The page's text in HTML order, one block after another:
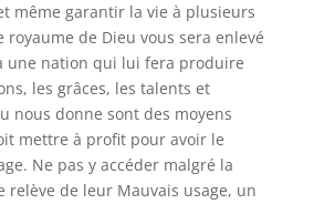
même garantir la vie à plusieurs
royaume de Dieu vous sera enlevé
une nation qui lui fera produire
les grâces, les talents et
nous donne sont des moyens
mettre à profit pour avoir le
Ne pas y accéder malgré la
relève de leur Mauvais usage, un